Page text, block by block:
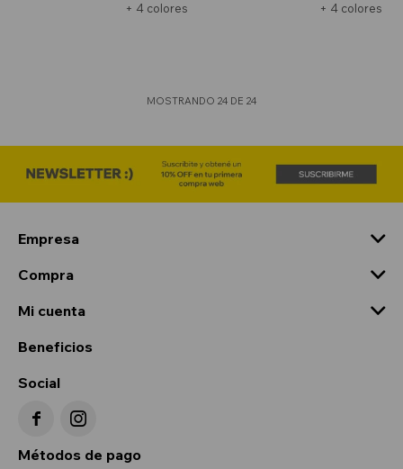
+ 4 colores + 4 colores
MOSTRANDO 24 DE 24
Empresa
Compra
Mi cuenta
Beneficios
Social
 
Métodos de pago